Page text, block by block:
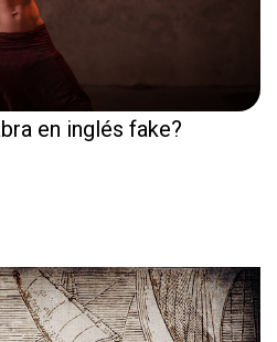
en inglés fake?